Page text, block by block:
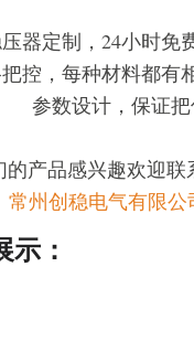
器定制，24小时免
控，每种材料都有
参数设计，保证
产品感兴趣欢迎联
常州创稳电气有限公
：